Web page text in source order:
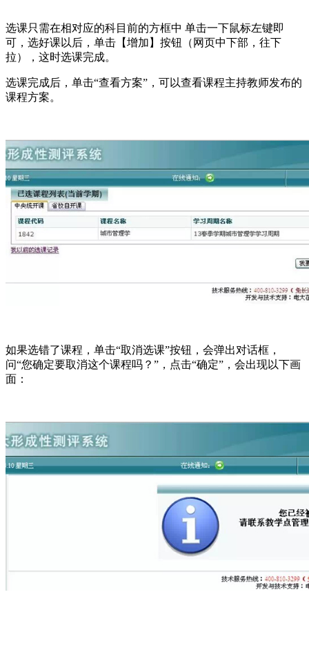
选课只需在相对应的科目前的方框中 单击一下鼠标左键即
可，选好课以后，单击【增加】按钮（网页中下部，往下
拉），这时选课完成。
选课完成后，单击“查看方案”，可以查看课程主持教师发布的
课程方案。
如果选错了课程，单击“取消选课”按钮，会弹出对话框，
问“您确定要取消这个课程吗？”，点击“确定”，会出现以下画
面：